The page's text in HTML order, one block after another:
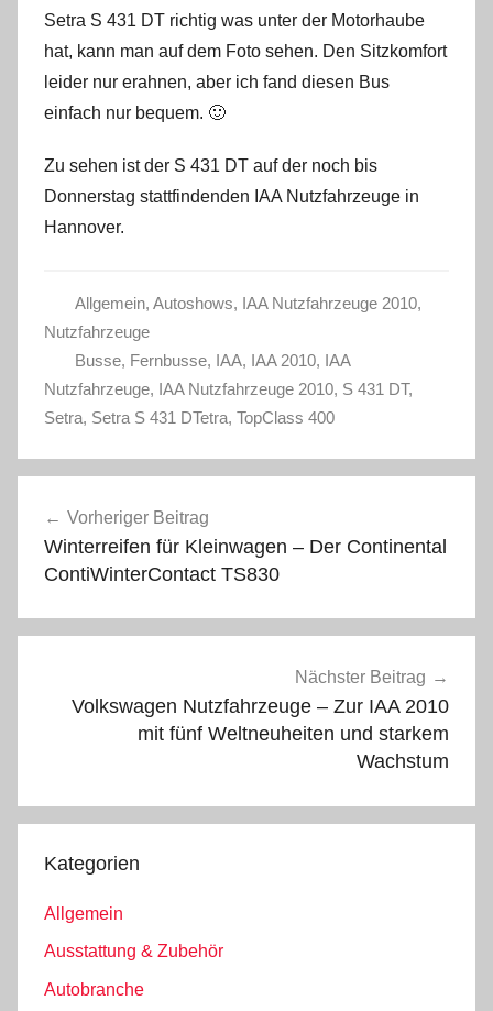
Setra S 431 DT richtig was unter der Motorhaube
hat, kann man auf dem Foto sehen. Den Sitzkomfort
leider nur erahnen, aber ich fand diesen Bus
einfach nur bequem. 🙂
Zu sehen ist der S 431 DT auf der noch bis
Donnerstag stattfindenden IAA Nutzfahrzeuge in
Hannover.
Allgemein, Autoshows, IAA Nutzfahrzeuge 2010,
Nutzfahrzeuge
Busse, Fernbusse, IAA, IAA 2010, IAA
Nutzfahrzeuge, IAA Nutzfahrzeuge 2010, S 431 DT,
Setra, Setra S 431 DTetra, TopClass 400
Vorheriger Beitrag
Winterreifen für Kleinwagen – Der Continental
ContiWinterContact TS830
Nächster Beitrag
Volkswagen Nutzfahrzeuge – Zur IAA 2010
mit fünf Weltneuheiten und starkem
Wachstum
Kategorien
Allgemein
Ausstattung & Zubehör
Autobranche